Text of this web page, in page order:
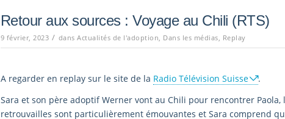
Retour aux sources : Voyage au Chili (RTS)
9 février, 2023 / dansActualités de l'adoption, Dans les médias, Replay
A regarder en replay sur le site de la Radio Télévision Suisse
.
Sara et son père adoptif Werner vont au Chili pour rencontrer Paola,
retrouvailles sont particulièrement émouvantes et Sara comprend